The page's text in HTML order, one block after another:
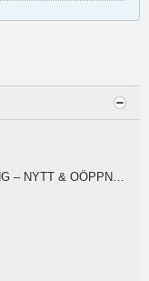
GUIDELINE FLUGFISKEUTRUSTNING – NYTT & OÖPPNAT